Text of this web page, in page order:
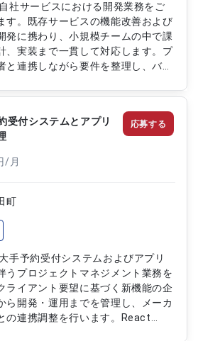
社サービスにおける開発業務をご
す。既存サービスの機能改善および
発に携わり、小規模チームの中で課
、実装まで一貫して対応します。プ
と連携しながら要件を整理し、バッ
発プロセスの改善にも関与し、生産
設計および実装 ・フロントエンド
ーション開発 ・既存サービスの機
ービスの開発対応 ・プロダクト関
整 ・テストおよび動作検証 ・開発
受付システムとアプリ
/月
町
手予約受付システムおよびアプリ
うプロジェクトマネジメント業務を
ライアント要望に基づく新機能の企
ら開発・運用までを管理し、メーカ
の連携調整を行います。React
応募する